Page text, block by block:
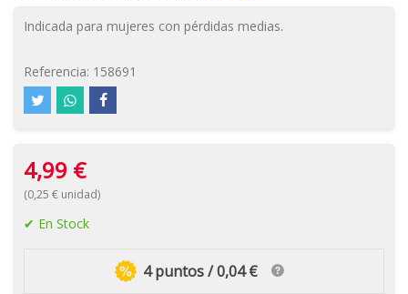
Indicada para mujeres con pérdidas medias.
Referencia: 158691
4,99 €
(0,25 € unidad)
En Stock
4 puntos / 0,04 €